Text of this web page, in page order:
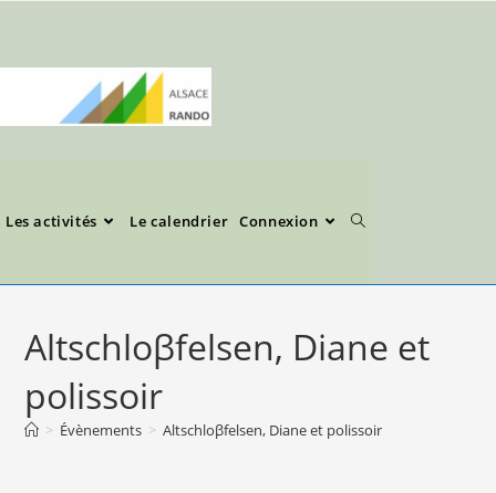
Les activités Le calendrier Connexion
Altschloβfelsen, Diane et
polissoir
> Évènements > Altschloβfelsen, Diane et polissoir